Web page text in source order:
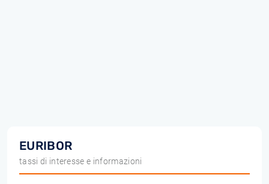
EURIBOR
tassi di interesse e informazioni